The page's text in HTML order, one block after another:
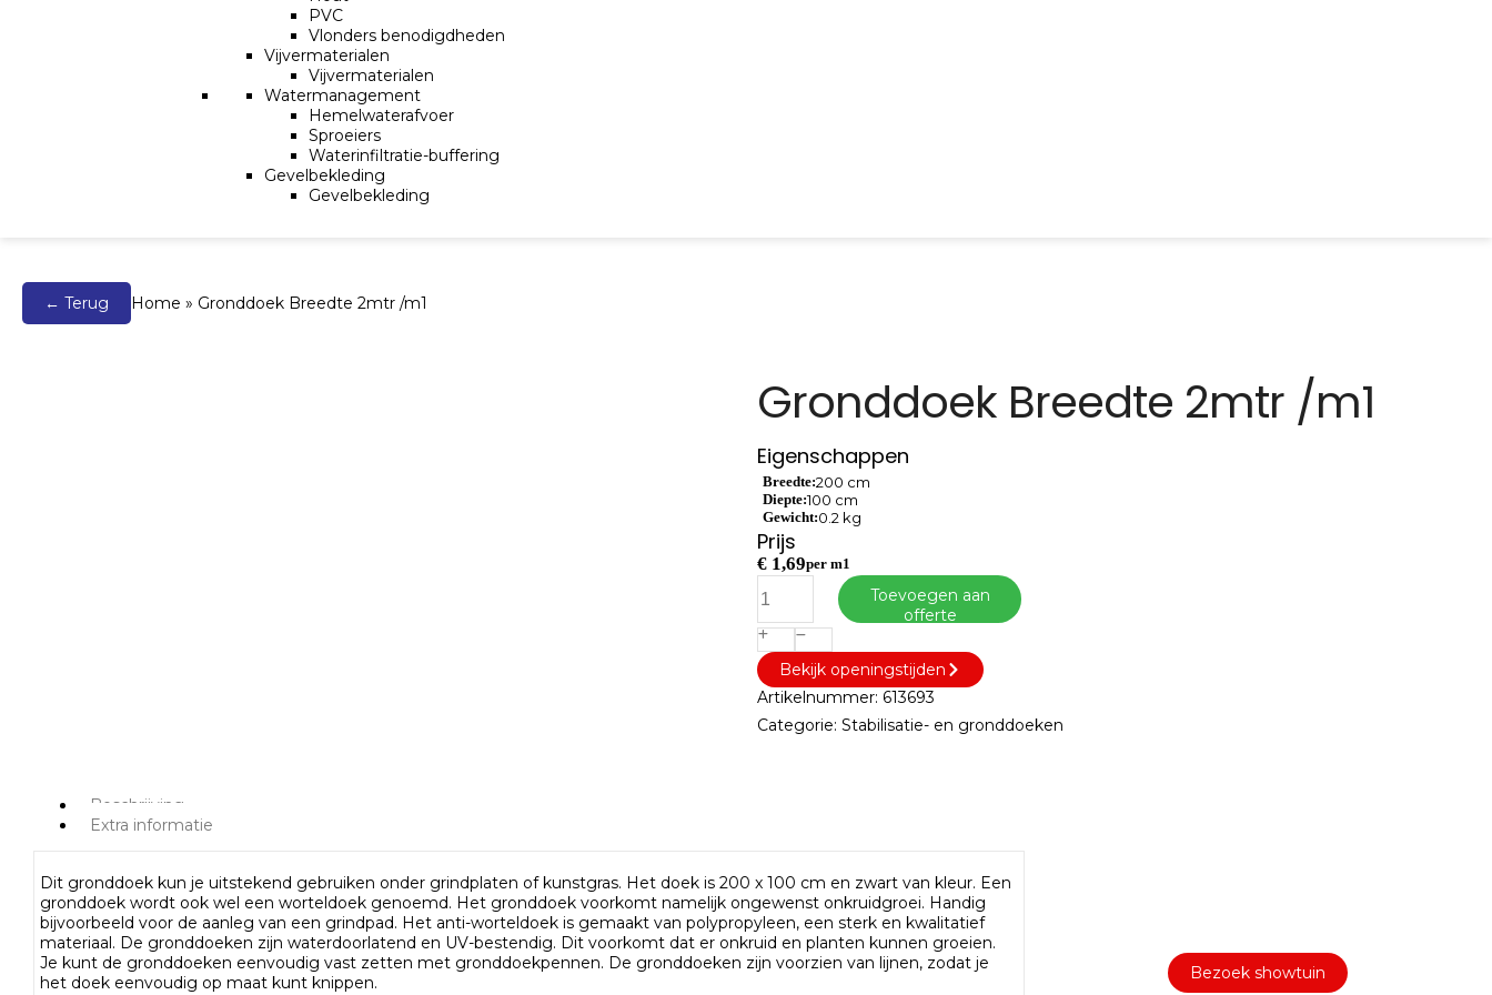
PVC
Vlonders benodigdheden
Vijvermaterialen
Vijvermaterialen
Watermanagement
Hemelwaterafvoer
Sproeiers
Waterinfiltratie-buffering
Gevelbekleding
Gevelbekleding
← Terug Home » Gronddoek Breedte 2mtr /m1
Gronddoek Breedte 2mtr /m1
Eigenschappen
Breedte:200 cm
Diepte:100 cm
Gewicht:0.2 kg
Prijs
€ 1,69per m1
Toevoegen aan
offerte
Bekijk openingstijden
Artikelnummer: 613693
Categorie: Stabilisatie- en gronddoeken
Beschrijving
Extra informatie
Dit gronddoek kun je uitstekend gebruiken onder grindplaten of kunstgras. Het doek is 200 x 100 cm en zwart van kleur. Een
gronddoek wordt ook wel een worteldoek genoemd. Het gronddoek voorkomt namelijk ongewenst onkruidgroei. Handig
bijvoorbeeld voor de aanleg van een grindpad. Het anti-worteldoek is gemaakt van polypropyleen, een sterk en kwalitatief
materiaal. De gronddoeken zijn waterdoorlatend en UV-bestendig. Dit voorkomt dat er onkruid en planten kunnen groeien.
Je kunt de gronddoeken eenvoudig vast zetten met gronddoekpennen. De gronddoeken zijn voorzien van lijnen, zodat je
het doek eenvoudig op maat kunt knippen.
Bezoek showtuin